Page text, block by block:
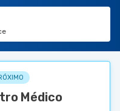
Médico